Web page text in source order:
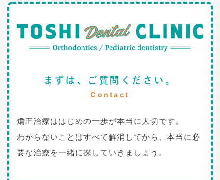
まずは、ご質問ください。
Contact
矯正治療ははじめの一歩が本当に大切です。
わからないことはすべて解消してから、本当に必
要な治療を一緒に探していきましょう。